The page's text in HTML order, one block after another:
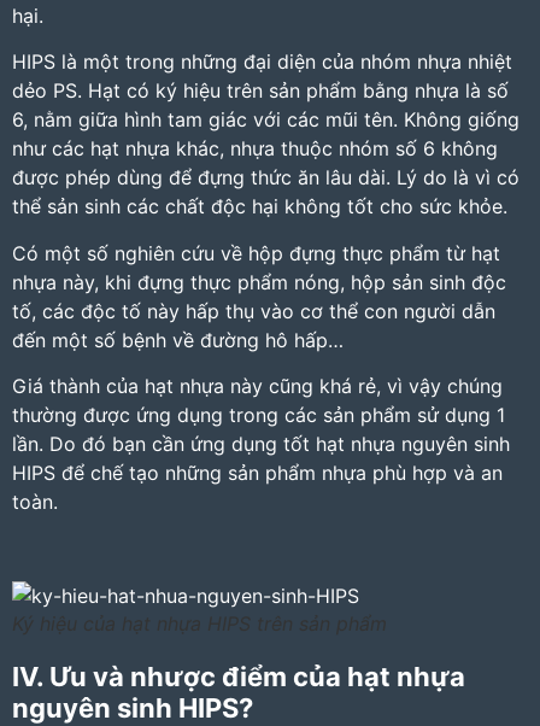
hại.
HIPS là một trong những đại diện của nhóm nhựa nhiệt
dẻo PS. Hạt có ký hiệu trên sản phẩm bằng nhựa là số
6, nằm giữa hình tam giác với các mũi tên. Không giống
như các hạt nhựa khác, nhựa thuộc nhóm số 6 không
được phép dùng để đựng thức ăn lâu dài. Lý do là vì có
thể sản sinh các chất độc hại không tốt cho sức khỏe.
Có một số nghiên cứu về hộp đựng thực phẩm từ hạt
nhựa này, khi đựng thực phẩm nóng, hộp sản sinh độc
tố, các độc tố này hấp thụ vào cơ thể con người dẫn
đến một số bệnh về đường hô hấp…
Giá thành của hạt nhựa này cũng khá rẻ, vì vậy chúng
thường được ứng dụng trong các sản phẩm sử dụng 1
lần. Do đó bạn cần ứng dụng tốt hạt nhựa nguyên sinh
HIPS để chế tạo những sản phẩm nhựa phù hợp và an
toàn.
Ký hiệu của hạt nhựa HIPS trên sản phẩm
IV. Ưu và nhược điểm của hạt nhựa
nguyên sinh HIPS?